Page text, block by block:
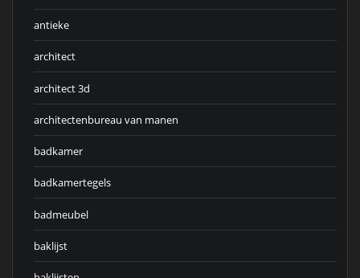
antieke
architect
architect 3d
architectenbureau van manen
badkamer
badkamertegels
badmeubel
baklijst